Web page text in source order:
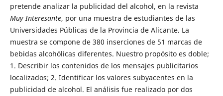
pretende analizar la publicidad del alcohol, en la revista
Muy Interesante, por una muestra de estudiantes de las
Universidades Públicas de la Provincia de Alicante. La
muestra se compone de 380 inserciones de 51 marcas de
bebidas alcohólicas diferentes. Nuestro propósito es doble;
1. Describir los contenidos de los mensajes publicitarios
localizados; 2. Identificar los valores subyacentes en la
publicidad de alcohol. El análisis fue realizado por dos